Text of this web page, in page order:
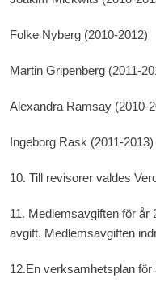
Folke Nyberg (2010-2012)
Martin Gripenberg (2011-
Alexandra Ramsay (2010-
Ingeborg Rask (2011-2013)
10. Till revisorer valdes
11. Medlemsavgiften för år
avgift. Medlemsavgiften
12.En verksamhetsplan